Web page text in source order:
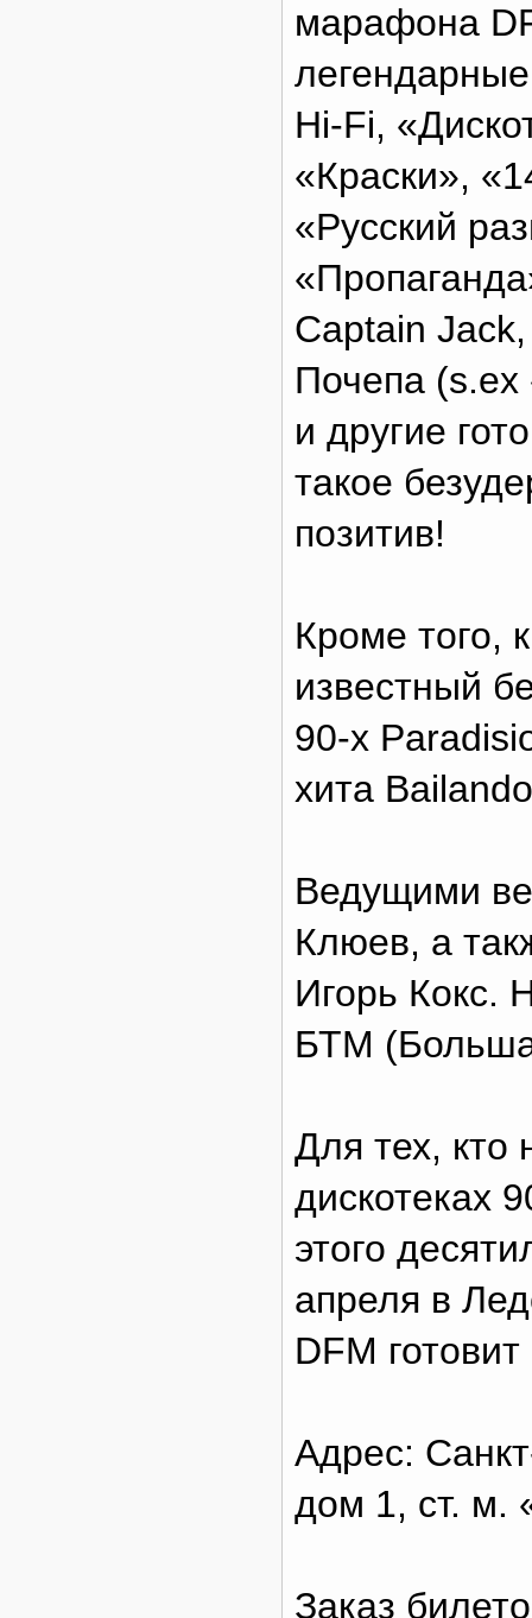
марафона
Hi-Fi,
«Краски»,
«Русский
Captain
Почепа
и другие
такое
позитив!
Кроме того,
известный
90-х
хита
Ведущими
Клюев, а
Игорь Кокс.
БТМ
Для тех, кто
дискотеках
этого
апреля в
DFM
Адрес:
дом 1, ст. м.
Заказ